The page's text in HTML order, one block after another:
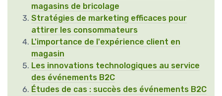
magasins de bricolage
Stratégies de marketing efficaces pour
attirer les consommateurs
L'importance de l'expérience client en
magasin
Les innovations technologiques au service
des événements B2C
Études de cas : succès des événements B2C